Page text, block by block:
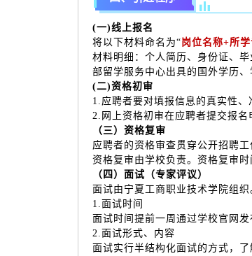
(一)线上报名
将以下材料命名为“岗位名称+所
材料明细：个人简历、身份证、
部留学服务中心出具的国外学历
(二)资格初审
1.应聘者要对填报信息的真实性
2.网上资格初审在应聘者提交报名
（三）资格复审
应聘者的资格审查贯穿公开招聘
资格复审由学校负责。资格复审
（四）面试（专家评议）
面试由宁夏工商职业技术学院组织
1.面试时间
面试时间提前一周通过学校官网
2.面试形式、内容
面试实行半结构化面试的方式，